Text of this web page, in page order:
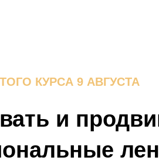
и
КУРСА 9 АВГУСТА